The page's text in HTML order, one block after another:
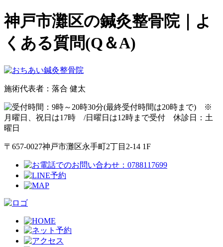
神戸市灘区の鍼灸整骨院｜よ
くある質問(Q＆A)
施術代表者：落合 健太
〒657-0027神戸市灘区永手町2丁目2-14 1F